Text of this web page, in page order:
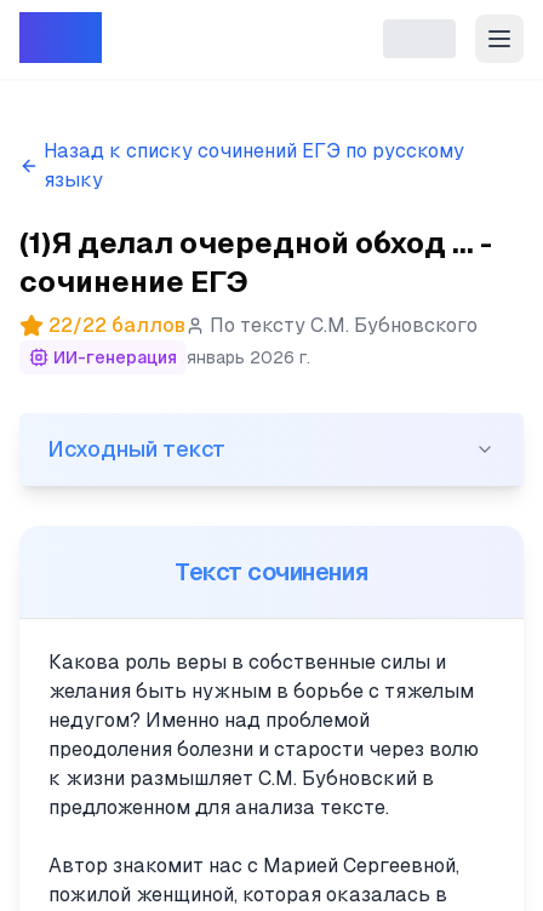
Назад к списку сочинений ЕГЭ по русскому
языку
(1)Я делал очередной обход ... -
сочинение ЕГЭ
22/22 баллов По тексту С.М. Бубновского
ИИ-генерация январь 2026 г.
(1)Я делал очередной обход пациентов первого
Исходный текст
Текст сочинения
Какова роль веры в собственные силы и
желания быть нужным в борьбе с тяжелым
недугом? Именно над проблемой
преодоления болезни и старости через волю
к жизни размышляет С.М. Бубновский в
предложенном для анализа тексте.
Автор знакомит нас с Марией Сергеевной,
пожилой женщиной, которая оказалась в